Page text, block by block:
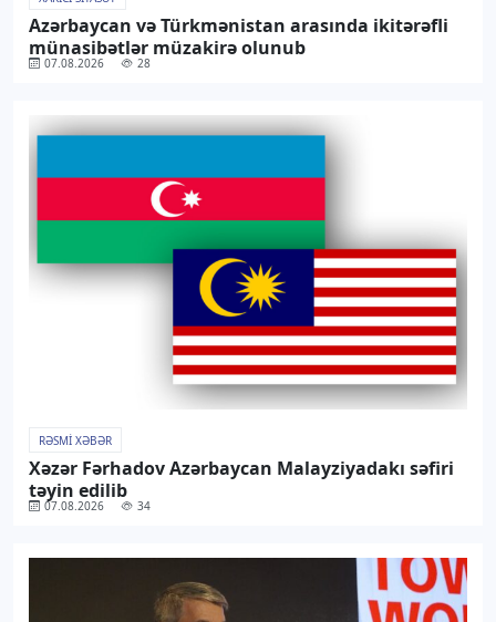
Azərbaycan və Türkmənistan arasında ikitərəfli
münasibətlər müzakirə olunub
07.08.2026 28
RƏSMI XƏBƏR
Xəzər Fərhadov Azərbaycan Malayziyadakı səfiri
təyin edilib
07.08.2026 34